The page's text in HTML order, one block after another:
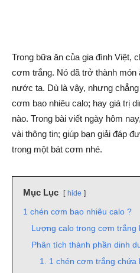
Trong bữa ăn của gia đình Việt,
cơm trắng. Nó đã trở thành món
nước ta. Dù là vậy, nhưng
cơm bao nhiêu calo; hay giá trị
nào. Trong bài viết ngày hôm
vài thông tin; giúp bạn giải đáp
trong một bát cơm nhé.
Mục Lục hide
1 chén cơm bao nhiêu calo ?
Lượng calo trong cơm trắng
Phân tích thành phần dinh
1. 1 chén cơm trắng chứa